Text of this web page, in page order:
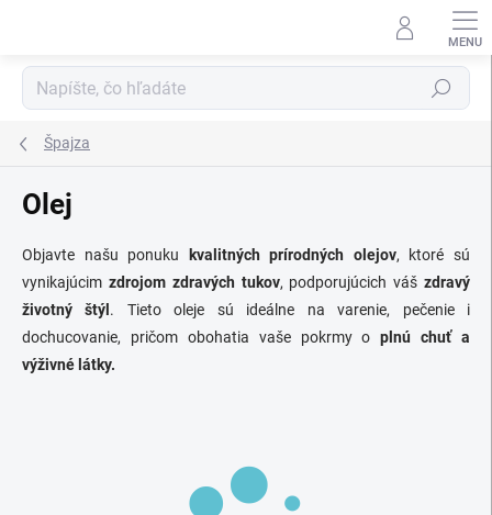
Hľadať
Špajza
Olej
Objavte našu ponuku kvalitných prírodných olejov, ktoré sú
vynikajúcim zdrojom zdravých tukov, podporujúcich vášzdravý
životný štýl . Tieto oleje sú ideálne na varenie, pečenie i
dochucovanie, pričom obohatia vaše pokrmy oplnú chuť a
výživné látky.